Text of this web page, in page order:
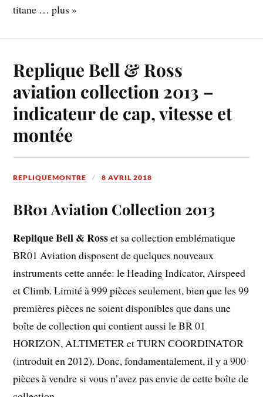
titane … plus »
Replique Bell & Ross
aviation collection 2013 –
indicateur de cap, vitesse et
montée
REPLIQUEMONTRE 8 AVRIL 2018
BR01 Aviation Collection 2013
Replique Bell & Rosset sa collection emblématique
BR01 Aviation disposent de quelques nouveaux
instruments cette année: le Heading Indicator, Airspeed
et Climb. Limité à 999 pièces seulement, bien que les 99
premières pièces ne soient disponibles que dans une
boîte de collection qui contient aussi le BR 01
HORIZON, ALTIMETER et TURN COORDINATOR
(introduit en 2012). Donc, fondamentalement, il y a 900
pièces à vendre si vous n’avez pas envie de cette boîte de